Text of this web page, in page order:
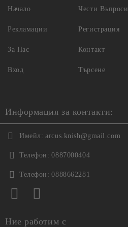
Начало
Рекламации
За Нас
Вход
Чести Въпроси
Регистрация
Контакт
Търсене
Информация за контакти:
Имейл: arcus.knish@gmail.com
Телефон: 0887000404
Телефон: 0888662281
Ние работим с